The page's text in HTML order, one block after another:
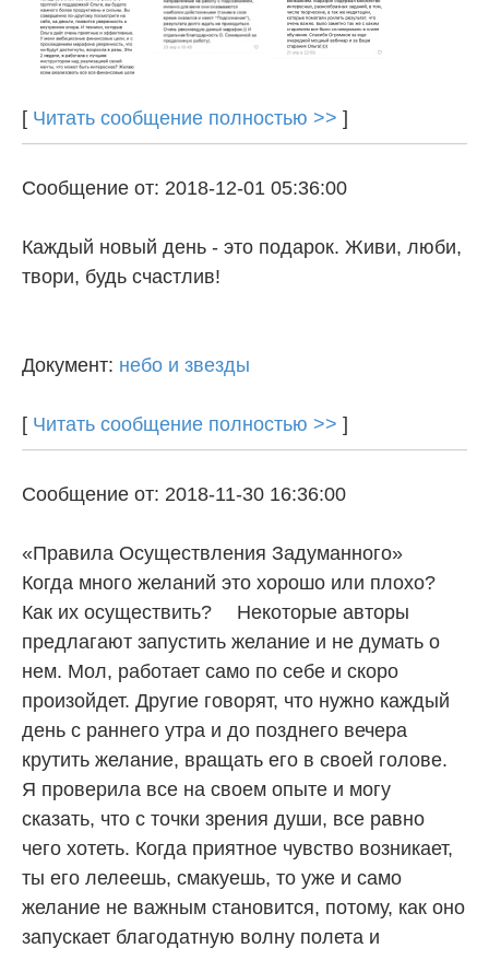
[ Читать сообщение полностью >> ]
Сообщение от: 2018-12-01 05:36:00
Каждый новый день - это подарок. Живи, люби,
твори, будь счастлив!
Документ: небо и звезды
[ Читать сообщение полностью >> ]
Сообщение от: 2018-11-30 16:36:00
«Правила Осуществления Задуманного» ⠀
Когда много желаний это хорошо или плохо?
Как их осуществить? ⠀ Некоторые авторы
предлагают запустить желание и не думать о
нем. Мол, работает само по себе и скоро
произойдет. Другие говорят, что нужно каждый
день с раннего утра и до позднего вечера
крутить желание, вращать его в своей голове. ⠀
Я проверила все на своем опыте и могу
сказать, что с точки зрения души, все равно
чего хотеть. Когда приятное чувство возникает,
ты его лелеешь, смакуешь, то уже и само
желание не важным становится, потому, как оно
запускает благодатную волну полета и